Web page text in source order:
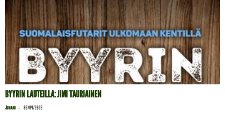
BYYRIN LAUTEILLA: JIMI TAURIAINEN
Juhani - 02/04/2025